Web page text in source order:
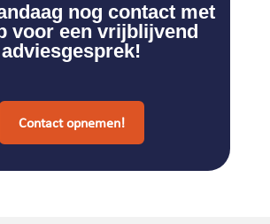
nog contact met
voor een vrijblijvend
adviesgesprek!
Contact opnemen!